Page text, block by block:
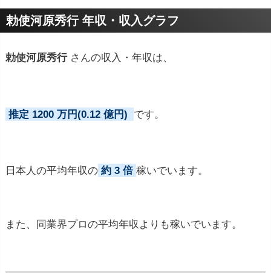
プロフィールトピック
入り、卒業後は大和証券入社。父親は大阪の繊維問
﨑の脱会で婚姻解消。「テッシー」とメディアで話
教会改革推進本部長に就任し、約30年ぶりに注目さ
勅使河原秀行 年収・収入グラフ
勅使河原秀行 さんの収入・年収は、
推定 1200 万円(0.12 億円) です。
日本人の平均年収の 約 3 倍 稼いでいます。
また、同業界プロの平均年収よりも稼いでいます。